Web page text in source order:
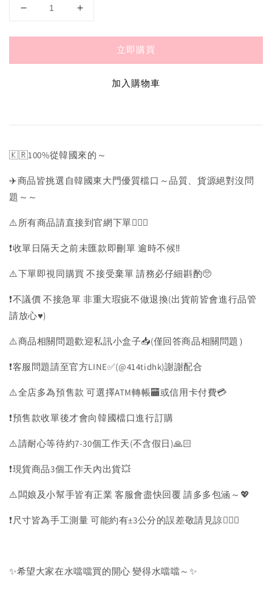
立即購買
加入購物車
🇰🇷100%從韓國來的～
✈️商品皆挑選自韓國東大門優質檔口～品質、貨源絕對沒問
題～～
⚠️所有商品請直接到官網下單💁🏻‍♀️
❗️收單日隔天之前未匯款即刪單 逾時不候‼️
⚠️下單即視同購買 不接受棄單 請務必仔細斟酌🥺
❗️不議價 不接急單 非重大瑕疵不做退換(出貨前皆會進行品管
請放心♥️)
⚠️商品相關問題歡迎私訊小盒子📥(僅回答商品相關問題）
❗️客服問題請至官方LINE✅(@414tidhk)謝謝配合
⚠️全店多為預售款 可選擇ATM轉帳🏧或信用卡付費💳
❗️預售款收單後才會向韓國檔口進行訂購
⚠️請耐心等待約7-30個工作天(不含假日)🙏🏻
❗️現貨商品3個工作天內出貨💥
⚠️闆娘及小幫手皆有正業 客服會盡快回覆 請多多包涵～💖
❗️尺寸皆為手工測量 可能約有±3公分的誤差敬請見諒🙇🏻‍♀️
✨希望大家在水噹噹買的開心 變得水噹噹～✨